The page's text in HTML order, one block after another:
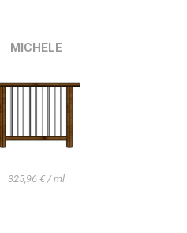
MICHELE
325,96 € / ml